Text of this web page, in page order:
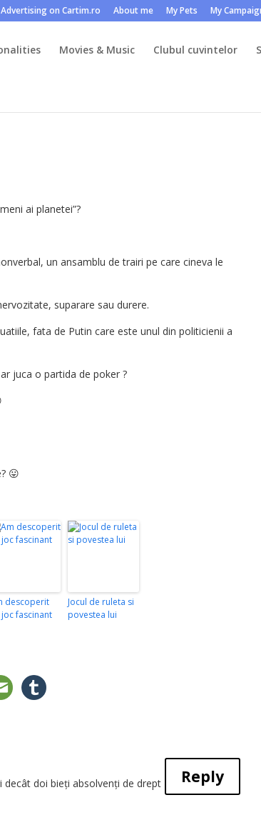
Advertising on Cartim.ro About me My Pets My
Movies & Music Clubul cuvintelor
ai planetei”?
un ansamblu de trairi pe care cineva le
suparare sau durere.
fata de Putin care este unul din politicienii a
juca o partida de poker ?
😛
descoperit
joc fascinant
Jocul de ruleta si
povestea lui
doi bieți absolvenți de drept
Reply